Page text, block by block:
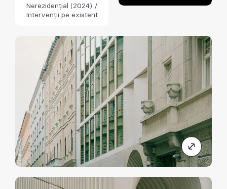
Nerezidențial (2024) /
Intervenții pe existent